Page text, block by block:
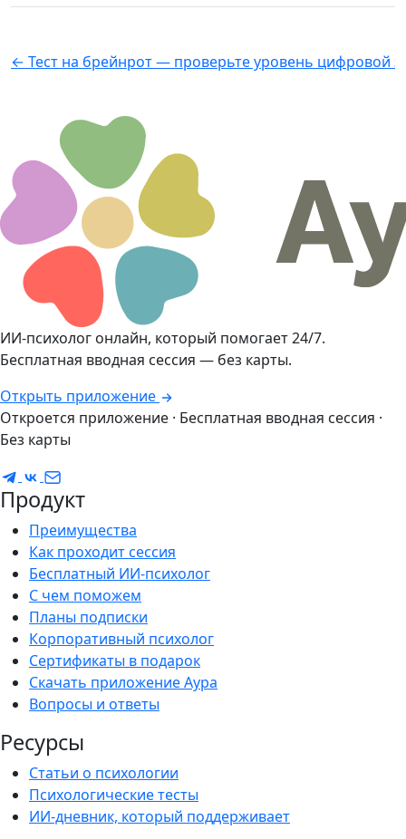
← Тест на брейнрот — проверьте уровень цифровой
ИИ-психолог онлайн, который помогает 24/7.
Бесплатная вводная сессия — без карты.
Открыть приложение
Откроется приложение · Бесплатная вводная сессия ·
Без карты
Продукт
Преимущества
Как проходит сессия
Бесплатный ИИ-психолог
С чем поможем
Планы подписки
Корпоративный психолог
Сертификаты в подарок
Скачать приложение Аура
Вопросы и ответы
Ресурсы
Статьи о психологии
Психологические тесты
ИИ-дневник, который поддерживает